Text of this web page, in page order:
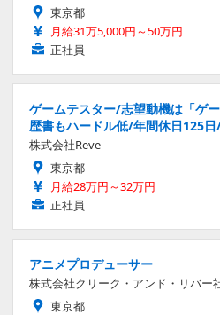
東京都
月給31万5,000円～50万円
正社員
ゲームテスター/志望動機は「ゲ
歴書もハードル低/年間休日125
株式会社Reve
東京都
月給28万円～32万円
正社員
アニメプロデューサー
株式会社クリーク・アンド・リバー
東京都